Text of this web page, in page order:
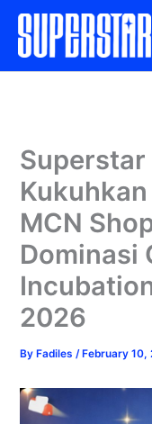
Skip
content
MCN
Dominasi
2026
By Fadiles/ February 10,